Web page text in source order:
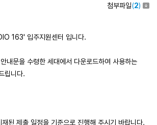
첨부파일(2)
163' 입주지원센터 입니다.
내문을 수령한 세대에서 다운로드하여 사용하는
립니다.
된 제출 일정을 기준으로 진행해 주시기 바랍니다.